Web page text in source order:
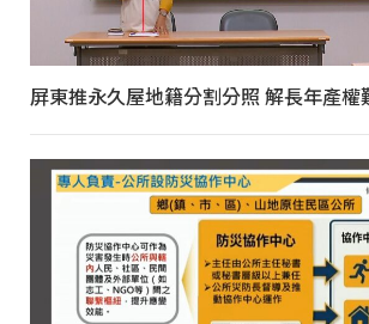
屏東推永久屋地籍分割分照 解長年產權